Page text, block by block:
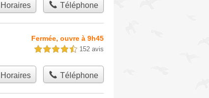
Horaires Téléphone
Fermée, ouvre à 9h45
4,5 étoiles sur 5 152 avis
Horaires Téléphone